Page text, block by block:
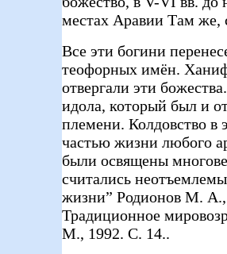
местах Аравии Там же,
Все эти богини
теофорных имён.
отвергали эти
идола, который был и
племени. Колдовство в
частью жизни любого
были освящены
считались
жизни” Родионов М.
Традиционное
М., 1992. С. 14..